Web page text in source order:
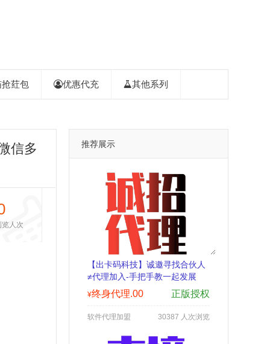
荭包 优惠代充 其他系列
信多
人次
推荐展示
【出卡码科技】诚邀寻找合伙人
≠代理加入-手把手教一起发展
¥终身代理.00 正版授权
软件代理加盟 30387 人次浏览